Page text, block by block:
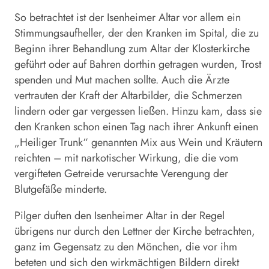
So betrachtet ist der Isenheimer Altar vor allem ein
Stimmungsaufheller, der den Kranken im Spital, die zu
Beginn ihrer Behandlung zum Altar der Klosterkirche
geführt oder auf Bahren dorthin getragen wurden, Trost
spenden und Mut machen sollte. Auch die Ärzte
vertrauten der Kraft der Altarbilder, die Schmerzen
lindern oder gar vergessen ließen. Hinzu kam, dass sie
den Kranken schon einen Tag nach ihrer Ankunft einen
„Heiliger Trunk“ genannten Mix aus Wein und Kräutern
reichten – mit narkotischer Wirkung, die die vom
vergifteten Getreide verursachte Verengung der
Blutgefäße minderte.
Pilger duften den Isenheimer Altar in der Regel
übrigens nur durch den Lettner der Kirche betrachten,
ganz im Gegensatz zu den Mönchen, die vor ihm
beteten und sich den wirkmächtigen Bildern direkt